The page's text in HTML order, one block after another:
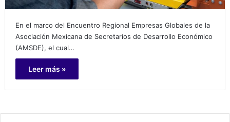
En el marco del Encuentro Regional Empresas Globales de la
Asociación Mexicana de Secretarios de Desarrollo Económico
(AMSDE), el cual…
Leer más »